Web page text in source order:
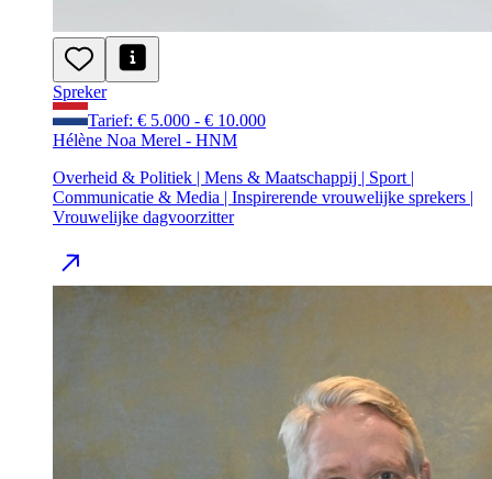
Spreker
Tarief: € 5.000 - € 10.000
Hélène Noa Merel - HNM
Overheid & Politiek | Mens & Maatschappij | Sport |
Communicatie & Media | Inspirerende vrouwelijke sprekers |
Vrouwelijke dagvoorzitter